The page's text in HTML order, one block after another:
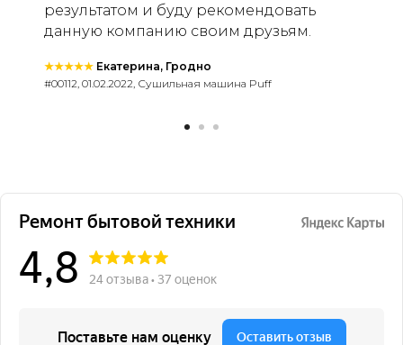
результатом и буду рекомендовать
данную компанию своим друзьям.
★★★★★ Екатерина, Гродно
#00112, 01.02.2022, Сушильная машина Puff